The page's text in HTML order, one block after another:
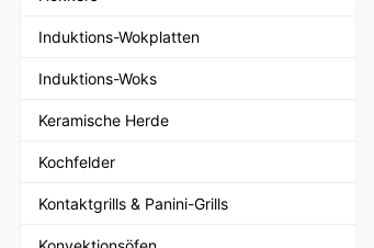
Induktions-Wokplatten
Induktions-Woks
Keramische Herde
Kochfelder
Kontaktgrills & Panini-Grills